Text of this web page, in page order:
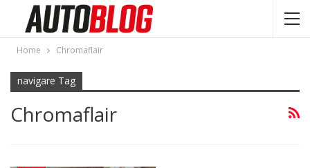
Home Chromaflair
navigare Tag
Chromaflair